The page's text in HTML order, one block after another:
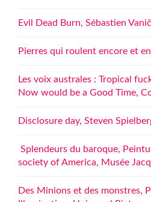
Evil Dead Burn, Sébastien
Pierres qui roulent encore et
Les voix australes : Tropical
Now would be a Good Time,
Disclosure day, Steven
Splendeurs du baroque,
society of America, Musée
Des Minions et des monstres,